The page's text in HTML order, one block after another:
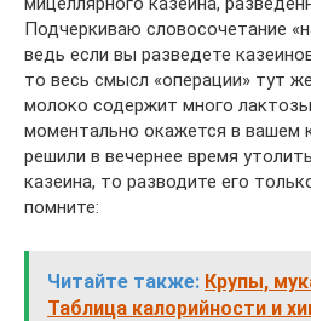
Подчеркиваю словосочетание
ведь если вы разведете
то весь смысл «операции» тут
молоко содержит много
моментально окажется в вашем
решили в вечернее время
казеина, то разводите его
помните:
Читайте также: Крупы,
Таблица калорийности и